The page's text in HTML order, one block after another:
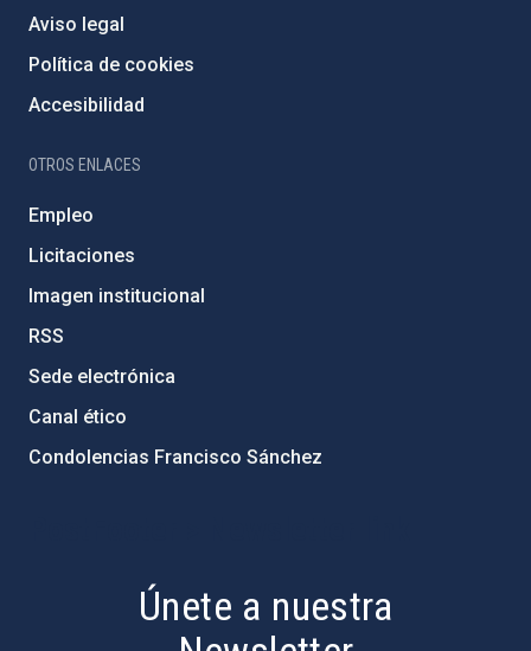
Aviso legal
Política de cookies
Accesibilidad
OTROS ENLACES
Empleo
Licitaciones
Imagen institucional
RSS
Sede electrónica
Canal ético
Condolencias Francisco Sánchez
Únete a nuestra